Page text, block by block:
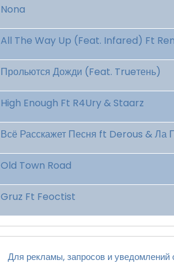
Nona
All The Way Up (Feat. Infared) Ft
Прольются Дожди (Feat. Trueтень)
High Enough Ft R4Ury & Staarz
Всё Расскажет Песня ft Derous & Ла
Old Town Road
Gruz Ft Feoctist
Для рекламы, запросов и уведомлений